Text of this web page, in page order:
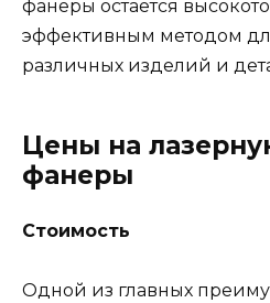
фанеры остается
эффективным методом
различных изделий и
Цены на
фанеры
Стоимость
Одной из главных